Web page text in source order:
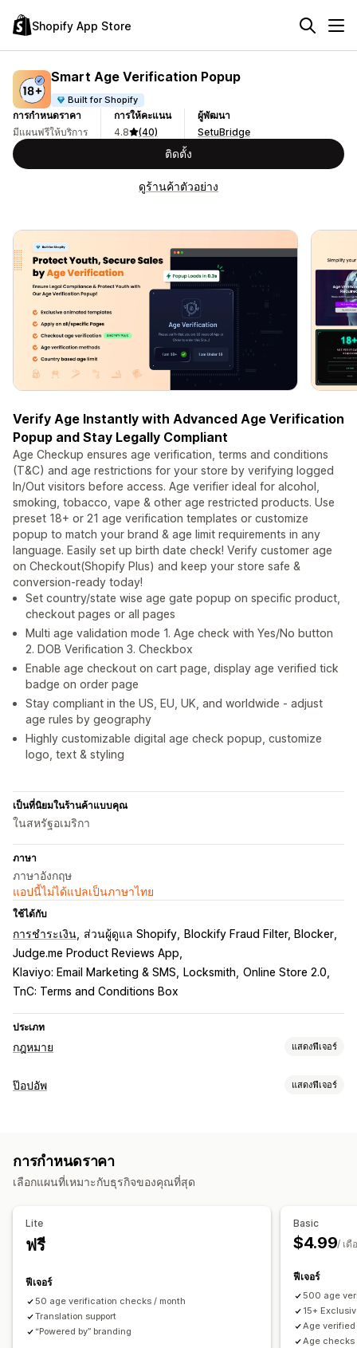
Shopify App Store
Smart Age Verification Popup
Built for Shopify
การกำหนดราคา
มีแผนฟรีให้บริการ
การให้คะแนน
4.8
(40)
ผู้พัฒนา
SetuBridge
ติดตั้ง
ดูร้านค้าตัวอย่าง
Verify Age Instantly with Advanced Age Verification
Popup and Stay Legally Compliant
Age Checkup ensures age verification, terms and conditions
(T&C) and age restrictions for your store by verifying logged
In/Out visitors before access. Age verifier ideal for alcohol,
smoking, tobacco, vape & other age restricted products. Use
preset 18+ or 21 age verification templates or customize
popup to match your brand & age limit requirements in any
language. Easily set up birth date check! Verify customer age
on Checkout(Shopify Plus) and keep your store safe &
conversion-ready today!
Set country/state wise age gate popup on specific product,
checkout pages or all pages
Multi age validation mode 1. Age check with Yes/No button
2. DOB Verification 3. Checkbox
Enable age checkout on cart page, display age verified tick
badge on order page
Stay compliant in the US, EU, UK, and worldwide - adjust
age rules by geography
Highly customizable digital age check popup, customize
logo, text & styling
เป็นที่นิยมในร้านค้าแบบคุณ
ในสหรัฐอเมริกา
ภาษา
ภาษาอังกฤษ
แอปนี้ไม่ได้แปลเป็นภาษาไทย
ใช้ได้กับ
การชำระเงิน ส่วนผู้ดูแล Shopify
Blockify Fraud Filter, Blocker
Judge.me Product Reviews App
Klaviyo: Email Marketing & SMS
Locksmith Online Store 2.0
TnC: Terms and Conditions Box
ประเภท
กฎหมาย แสดงฟีเจอร์
การปฏิบัติตามข้อกำหนด
การปรับแต่ง
ช่องทำเครื่องหมาย
ป๊อปอัพ สีและแบบอักษร
ตำแหน่งทางภูมิศาสตร์
ปุ่ม
ป๊อปอัพ แสดงฟีเจอร์
การยืนยันอายุ ป๊อปอัพความยินยอม
ทริกเกอร์และกฎ
ตำแหน่งทางภูมิศาสตร์
การกำหนดราคา
เลือกแผนที่เหมาะกับธุรกิจของคุณที่สุด
Lite
ฟรี
ฟีเจอร์
50 age verification checks / month
Translation support
“Powered by” branding
Basic
$4.99/ เดื
ฟีเจอร์
500 age
15+
Age
Age